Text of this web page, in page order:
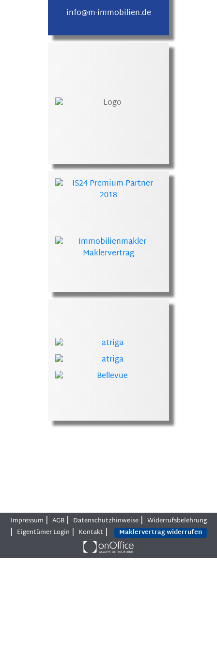
info@m-immobilien.de
Impressum | AGB | Datenschutzhinweise | Widerrufsbelehrung
| Eigentümer Login | Kontakt | Maklervertrag widerrufen